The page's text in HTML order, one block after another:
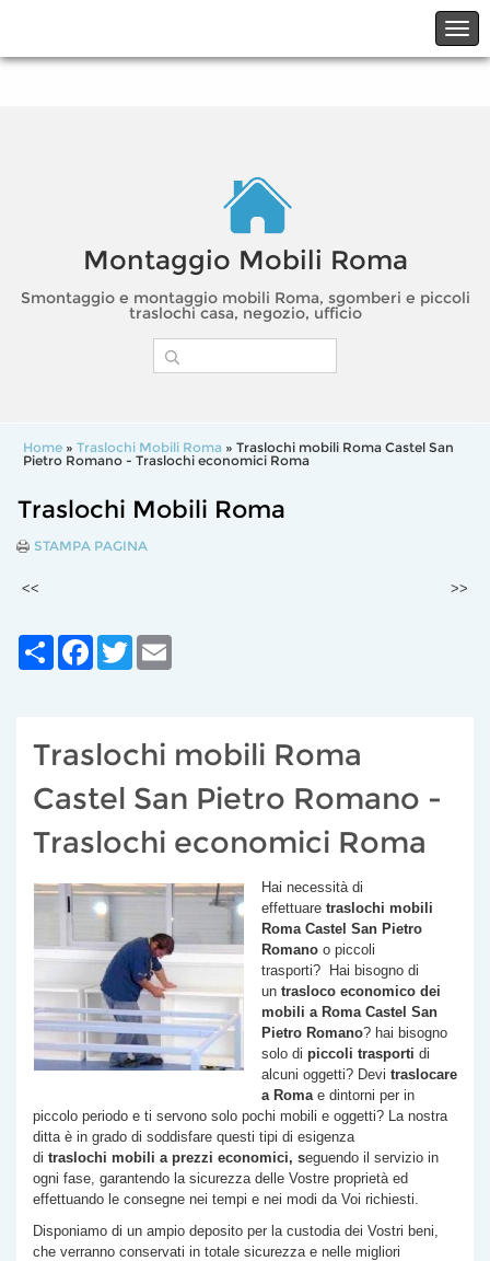
Montaggio Mobili Roma
Smontaggio e montaggio mobili Roma, sgomberi e piccoli
traslochi casa, negozio, ufficio
Home » Traslochi Mobili Roma » Traslochi mobili Roma Castel San
Pietro Romano - Traslochi economici Roma
Traslochi Mobili Roma
STAMPA PAGINA
<< >>
Share FacebookTwitter
Traslochi mobili Roma
Castel San Pietro Romano -
Traslochi economici Roma
Hai necessità di
effettuare traslochi mobili
Roma Castel San Pietro
Romano o piccoli
trasporti? Hai bisogno di
un trasloco economico dei
mobili a Roma Castel San
Pietro Romano? hai bisogno
solo di piccoli trasporti di
alcuni oggetti? Devi traslocare
a Romae dintorni per in
piccolo periodo e ti servono solo pochi mobili e oggetti? La nostra
ditta è in grado di soddisfare questi tipi di esigenza
di traslochi mobili a prezzi economici, seguendo il servizio in
ogni fase, garantendo la sicurezza delle Vostre proprietà ed
effettuando le consegne nei tempi e nei modi da Voi richiesti.
Disponiamo di un ampio deposito per la custodia dei Vostri beni,
che verranno conservati in totale sicurezza e nelle migliori